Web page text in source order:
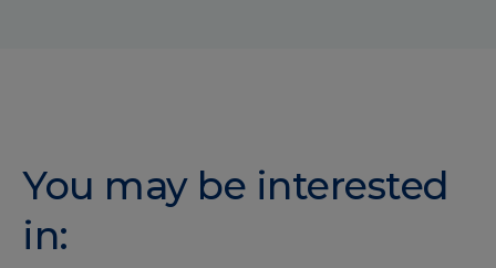
You may be interested
in: